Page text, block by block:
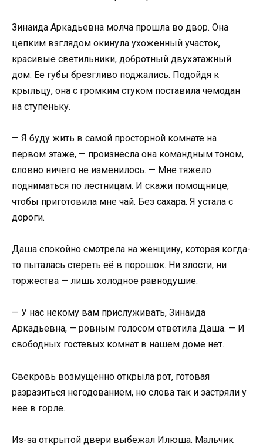
Зинаида Аркадьевна молча прошла во двор. Она
цепким взглядом окинула ухоженный участок,
красивые светильники, добротный двухэтажный
дом. Ее губы брезгливо поджались. Подойдя к
крыльцу, она с громким стуком поставила чемодан
на ступеньку.
— Я буду жить в самой просторной комнате на
первом этаже, — произнесла она командным тоном,
словно ничего не изменилось. — Мне тяжело
подниматься по лестницам. И скажи помощнице,
чтобы приготовила мне чай. Без сахара. Я устала с
дороги.
Даша спокойно смотрела на женщину, которая когда-
то пыталась стереть её в порошок. Ни злости, ни
торжества — лишь холодное равнодушие.
— У нас некому вам прислуживать, Зинаида
Аркадьевна, — ровным голосом ответила Даша. — И
свободных гостевых комнат в нашем доме нет.
Свекровь возмущенно открыла рот, готовая
разразиться негодованием, но слова так и застряли у
нее в горле.
Из-за открытой двери выбежал Илюша. Мальчик